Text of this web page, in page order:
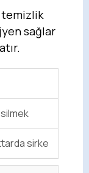
temizlik
sağlar
sirke